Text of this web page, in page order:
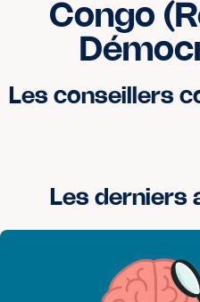
Congo
Les conseillers
Les derniers